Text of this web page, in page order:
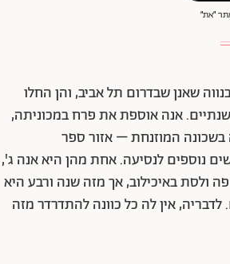
״את״
שאנן שבדרום תל אביב, והן החלו
אנה אוספת את פרח במכוניתה,
בשכונה המוזנחת – אזור ספר
נוספים לנסיעה. אחת מהן היא אנה ג',
ולסת באיכילוב, אך מזה שנה ורבע היא
אין לה כל כוונה להתדרדר מזה